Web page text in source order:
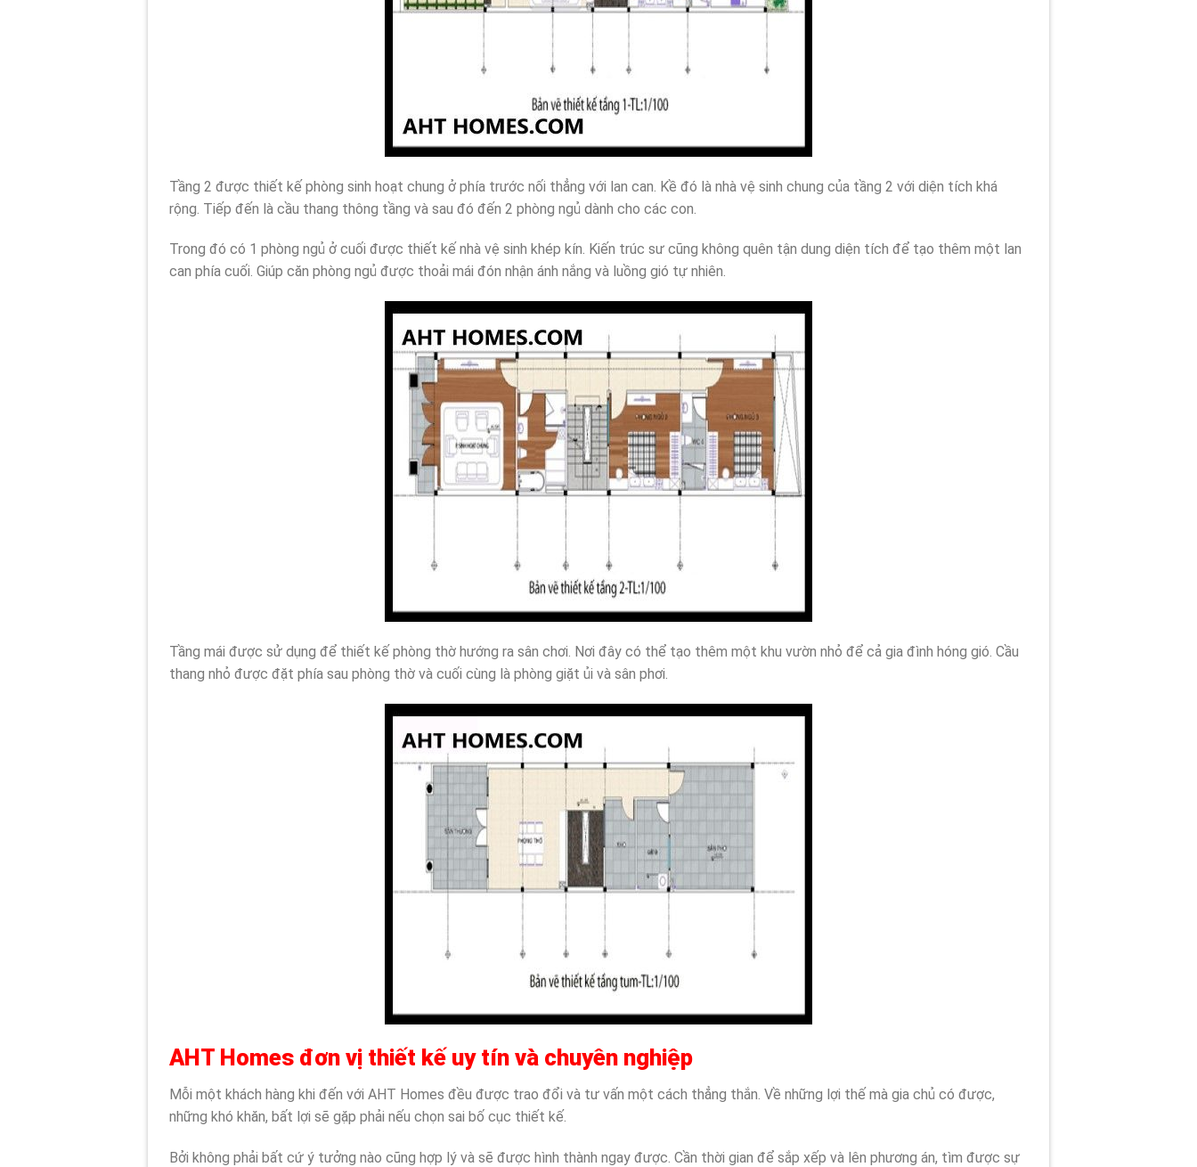
Tầng 2 được thiết kế phòng sinh hoạt chung ở phía trước nối thẳng với lan can. Kề đó là nhà vệ sinh chung của tầng 2 với diện tích khá
rộng. Tiếp đến là cầu thang thông tầng và sau đó đến 2 phòng ngủ dành cho các con.
Trong đó có 1 phòng ngủ ở cuối được thiết kế nhà vệ sinh khép kín. Kiến trúc sư cũng không quên tận dung diện tích để tạo thêm một lan
can phía cuối. Giúp căn phòng ngủ được thoải mái đón nhận ánh nắng và luồng gió tự nhiên.
Tầng mái được sử dụng để thiết kế phòng thờ hướng ra sân chơi. Nơi đây có thể tạo thêm một khu vườn nhỏ để cả gia đình hóng gió. Cầu
thang nhỏ được đặt phía sau phòng thờ và cuối cùng là phòng giặt ủi và sân phơi.
AHT Homes đơn vị thiết kế uy tín và chuyên nghiệp
Mỗi một khách hàng khi đến với AHT Homes đều được trao đổi và tư vấn một cách thẳng thắn. Về những lợi thế mà gia chủ có được,
những khó khăn, bất lợi sẽ gặp phải nếu chọn sai bố cục thiết kế.
Bởi không phải bất cứ ý tưởng nào cũng hợp lý và sẽ được hình thành ngay được. Cần thời gian để sắp xếp và lên phương án, tìm được sự